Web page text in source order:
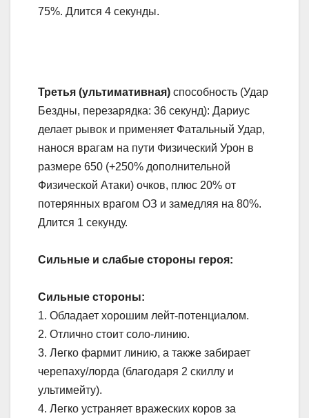
75%. Длится 4 секунды.
Третья (ультимативная) способность (Удар
Бездны, перезарядка: 36 секунд): Дариус
делает рывок и применяет Фатальный Удар,
нанося врагам на пути Физический Урон в
размере 650 (+250% дополнительной
Физической Атаки) очков, плюс 20% от
потерянных врагом ОЗ и замедляя на 80%.
Длится 1 секунду.
Сильные и слабые стороны героя:
Сильные стороны:
1. Обладает хорошим лейт-потенциалом.
2. Отлично стоит соло-линию.
3. Легко фармит линию, а также забирает
черепаху/лорда (благодаря 2 скиллу и
ультимейту).
4. Легко устраняет вражеских коров за